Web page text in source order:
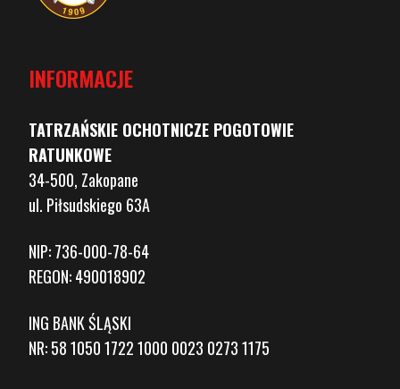
INFORMACJE
TATRZAŃSKIE OCHOTNICZE POGOTOWIE
RATUNKOWE
34-500, Zakopane
ul. Piłsudskiego 63A
NIP: 736-000-78-64
REGON: 490018902
ING BANK ŚLĄSKI
NR: 58 1050 1722 1000 0023 0273 1175